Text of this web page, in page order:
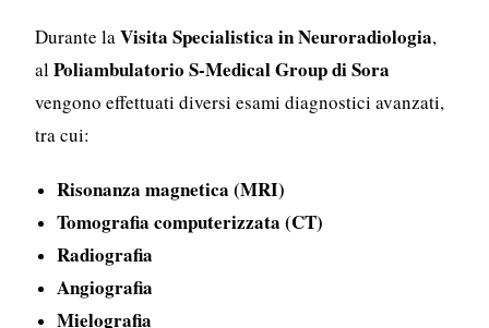
Durante laVisita Specialistica in Neuroradiologia,
alPoliambulatorio S-Medical Group di Sora
vengono effettuati diversi esami diagnostici avanzati,
tra cui:
Risonanza magnetica (MRI)
Tomografia computerizzata (CT)
Radiografia
Angiografia
Mielografia